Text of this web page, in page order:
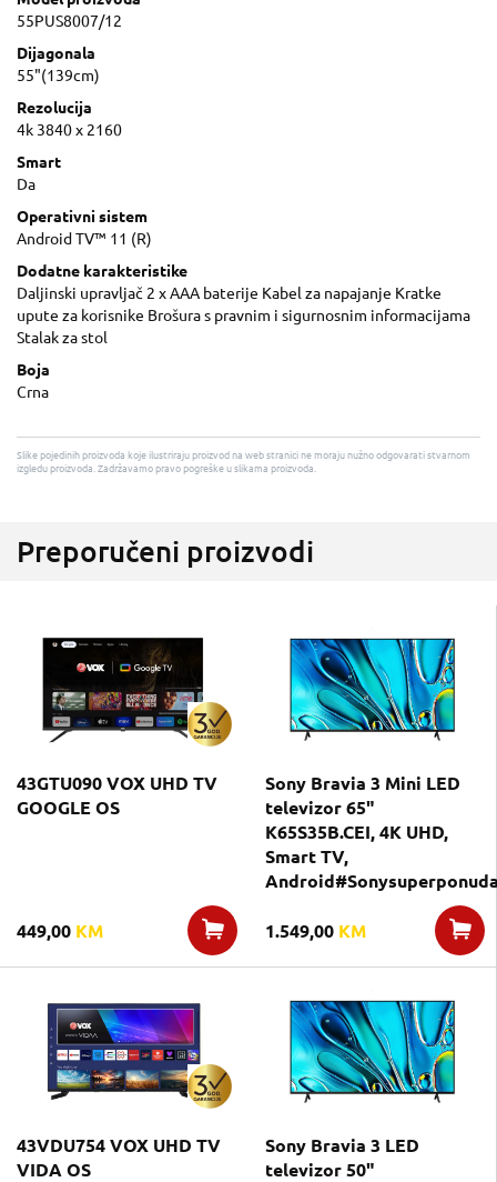
55PUS8007/12
Dijagonala
55"(139cm)
Rezolucija
4k 3840 x 2160
Smart
Da
Operativni sistem
Android TV™ 11 (R)
Dodatne karakteristike
Daljinski upravljač 2 x AAA baterije Kabel za napajanje Kratke
upute za korisnike Brošura s pravnim i sigurnosnim informacijama
Stalak za stol
Boja
Crna
Slike pojedinih proizvoda koje ilustriraju proizvod na web stranici ne moraju nužno odgovarati stvarnom
izgledu proizvoda. Zadržavamo pravo pogreške u slikama proizvoda.
Preporučeni proizvodi
43GTU090 VOX UHD TV
GOOGLE OS
449,00 KM
Sony Bravia 3 Mini LED
televizor 65"
K65S35B.CEI, 4K UHD,
Smart TV,
1.549,00 KM
43VDU754 VOX UHD TV
VIDA OS
Sony Bravia 3 LED
televizor 50"